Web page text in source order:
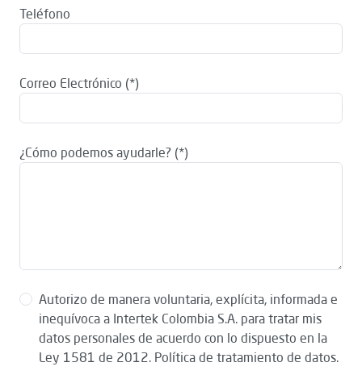
Teléfono
Correo Electrónico
¿Cómo podemos ayudarle?
Autorizo de manera voluntaria, explícita, informada e
inequívoca a Intertek Colombia S.A. para tratar mis
datos personales de acuerdo con lo dispuesto en la
Ley 1581 de 2012. Política de tratamiento de datos.